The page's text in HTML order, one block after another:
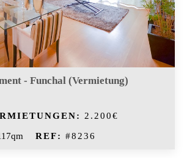
- Funchal (Vermietung)
2.200€
REF: #8236